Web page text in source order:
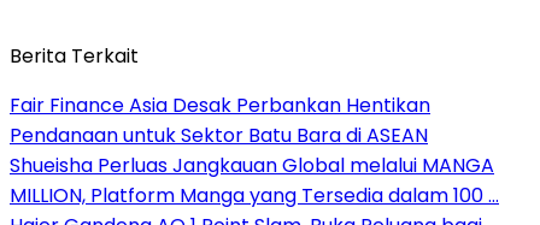
Berita Terkait
Fair Finance Asia Desak Perbankan Hentikan
Pendanaan untuk Sektor Batu Bara di ASEAN
Shueisha Perluas Jangkauan Global melalui MANGA
MILLION, Platform Manga yang Tersedia dalam 100 …